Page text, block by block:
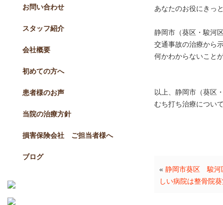
あなたのお役にきっ
静岡市（葵区・駿河
交通事故の治療から
何かわからないこと
以上、静岡市（葵区
むち打ち治療につい
« 静岡市葵区 駿河
しい病院は整骨院
お問い合わせ
スタッフ紹介
会社概要
初めての方へ
患者様のお声
当院の治療方針
損害保険会社 ご担当者様へ
ブログ